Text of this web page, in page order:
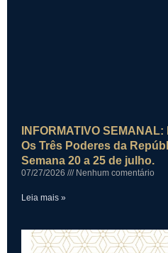
INFORMATIVO
Os Três Poderes da
Semana 20 a 25 de julho.
07/27/2026 Nenhum comentário
Leia mais »